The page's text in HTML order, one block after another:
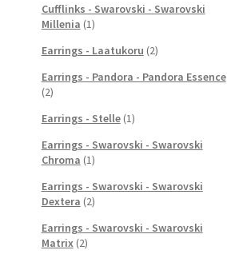
Cufflinks - Swarovski - Swarovski
Millenia (1)
Earrings - Laatukoru (2)
Earrings - Pandora - Pandora Essence
(2)
Earrings - Stelle (1)
Earrings - Swarovski - Swarovski
Chroma (1)
Earrings - Swarovski - Swarovski
Dextera (2)
Earrings - Swarovski - Swarovski
Matrix (2)